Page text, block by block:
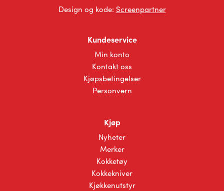
Design og kode: Screenpartner
Kundeservice
Min konto
Kontakt oss
Kjøpsbetingelser
Personvern
Kjøp
Nyheter
Merker
Kokketøy
Kokkekniver
Kjøkkenutstyr